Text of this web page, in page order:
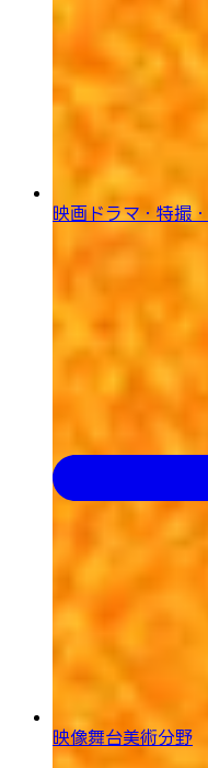
映画ドラマ・特撮・
映像舞台美術分野